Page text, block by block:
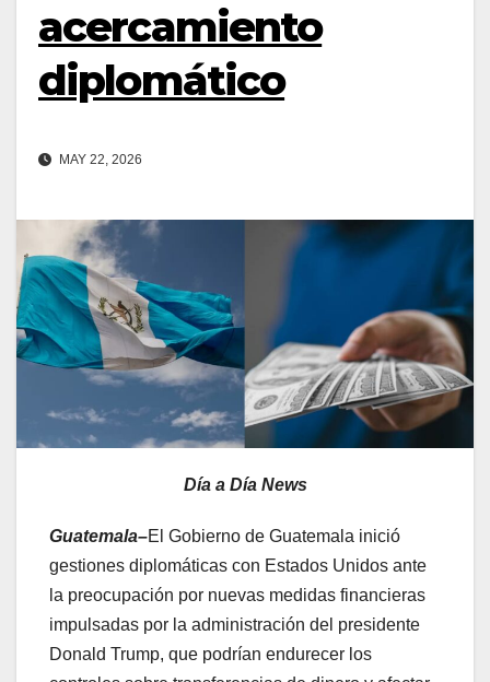
acercamiento
diplomático
MAY 22, 2026
Día a Día News
Guatemala–El Gobierno de Guatemala inició
gestiones diplomáticas con Estados Unidos ante
la preocupación por nuevas medidas financieras
impulsadas por la administración del presidente
Donald Trump, que podrían endurecer los